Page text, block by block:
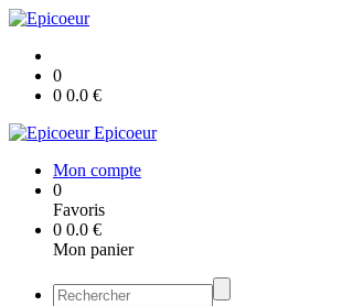
0
0 0.0 €
Epicoeur
Mon compte
0
Favoris
0 0.0 €
Mon panier